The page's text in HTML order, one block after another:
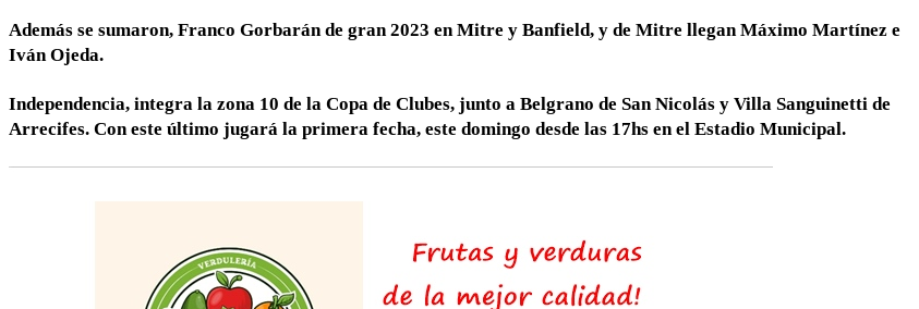
Además se sumaron, Franco Gorbarán de gran 2023 en Mitre y Banfield, y de Mitre llegan Máximo Martínez e
Iván Ojeda.
Independencia, integra la zona 10 de la Copa de Clubes, junto a Belgrano de San Nicolás y Villa Sanguinetti de
Arrecifes. Con este último jugará la primera fecha, este domingo desde las 17hs en el Estadio Municipal.